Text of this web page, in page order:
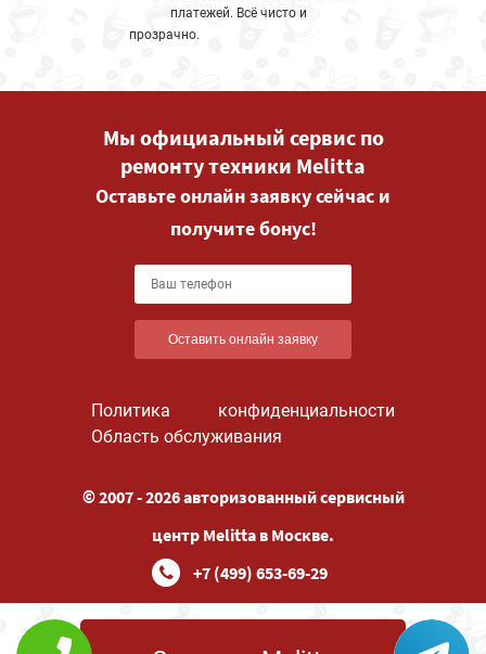
платежей. Всё чисто и
прозрачно.
Мы официальный сервис по
ремонту техники Melitta
Оставьте онлайн заявку сейчас и
получите бонус!
Оставить онлайн заявку
Политика конфиденциальности
Область обслуживания
© 2007 - 2026 авторизованный сервисный
центр Melitta в Москве.
+7 (499) 653-69-29